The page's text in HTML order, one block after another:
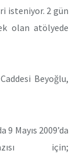
isteniyor. 2 gün
olan atölyede
Beyoğlu,
Mayıs 2009’da
için;